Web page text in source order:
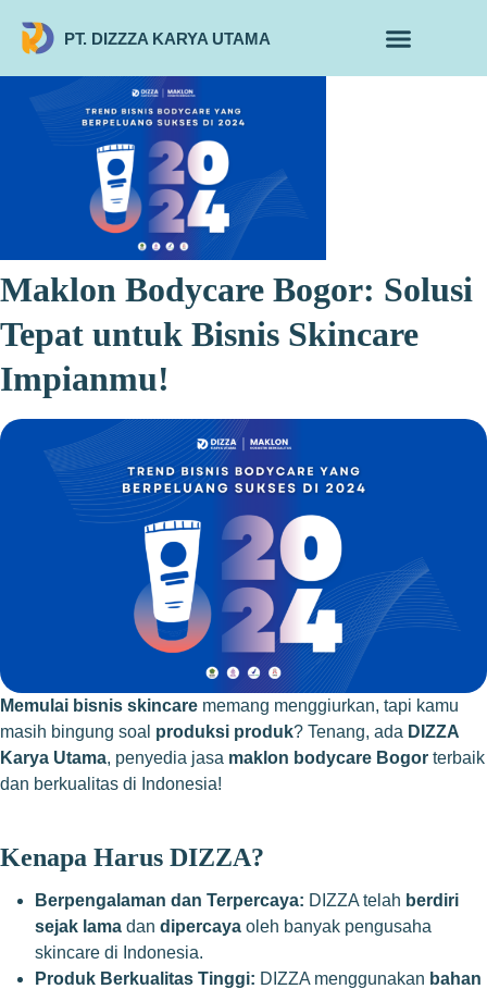
PT. DIZZZA KARYA UTAMA
Maklon Bodycare Bogor: Solusi
Tepat untuk Bisnis Skincare
Impianmu!
Memulai bisnis skincare memang menggiurkan, tapi kamu
masih bingung soal produksi produk? Tenang, ada DIZZA
Karya Utama, penyedia jasa maklon bodycare Bogor terbaik
dan berkualitas di Indonesia!
Kenapa Harus DIZZA?
Berpengalaman dan Terpercaya: DIZZA telah berdiri
sejak lama dan dipercaya oleh banyak pengusaha
skincare di Indonesia.
Produk Berkualitas Tinggi: DIZZA menggunakan bahan